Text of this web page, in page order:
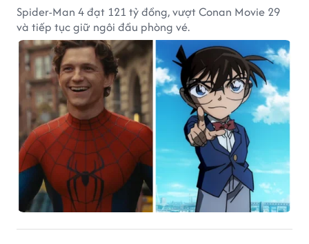
Spider-Man 4 đạt 121 tỷ đồng, vượt Conan Movie 29
và tiếp tục giữ ngôi đầu phòng vé.